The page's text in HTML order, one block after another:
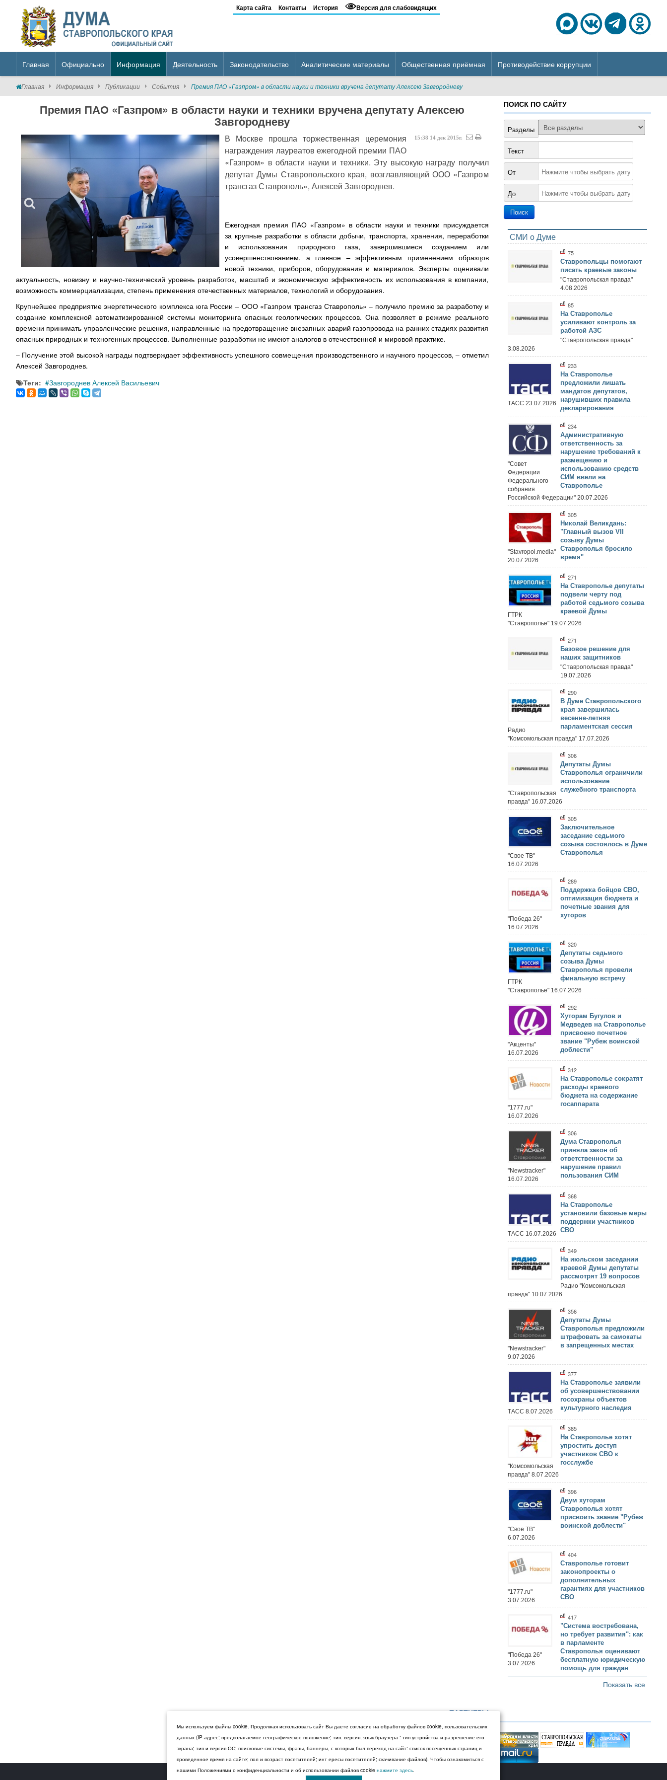
Карта сайта Контакты История Версия для слабовидящих
Главная Официально Информация Деятельность Законодательство Аналитические материалы Общественная приёмная Противодействие коррупции
Главная Информация Публикации События Премия ПАО «Газпром» в области науки и техники вручена депутату Алексею Завгородневу
Премия ПАО «Газпром» в области науки и техники вручена депутату Алексею
Завгородневу
15:38 14 дек 2015г.
В Москве прошла торжественная церемония
награждения лауреатов ежегодной премии ПАО
«Газпром» в области науки и техники. Эту высокую награду получил
депутат Думы Ставропольского края, возглавляющий ООО «Газпром
трансгаз Ставрополь», Алексей Завгороднев.
Ежегодная премия ПАО «Газпром» в области науки и техники присуждается
за крупные разработки в области добычи, транспорта, хранения, переработки
и использования природного газа, завершившиеся созданием или
усовершенствованием, а главное – эффективным применением образцов
новой техники, приборов, оборудования и материалов. Эксперты оценивали
актуальность, новизну и научно-технический уровень разработок, масштаб и экономическую эффективность их использования в компании,
возможность коммерциализации, степень применения отечественных материалов, технологий и оборудования.
Крупнейшее предприятие энергетического комплекса юга России – ООО «Газпром трансгаз Ставрополь» – получило премию за разработку и
создание комплексной автоматизированной системы мониторинга опасных геологических процессов. Она позволяет в режиме реального
времени принимать управленческие решения, направленные на предотвращение внезапных аварий газопровода на ранних стадиях развития
опасных природных и техногенных процессов. Выполненные разработки не имеют аналогов в отечественной и мировой практике.
– Получение этой высокой награды подтверждает эффективность успешного совмещения производственного и научного процессов, – отметил
Алексей Завгороднев.
Теги:
Завгороднев Алексей Васильевич
ПОИСК ПО САЙТУ
Разделы
Текст
От
До
СМИ о Думе
75
Ставропольцы помогают
писать краевые законы
"Ставропольская правда"
4.08.2026
85
На Ставрополье
усиливают контроль за
работой АЗС
"Ставропольская правда"
3.08.2026
233
На Ставрополье
предложили лишать
мандатов депутатов,
нарушивших правила
декларирования
ТАСС 23.07.2026
234
Административную
ответственность за
нарушение требований к
размещению и
использованию средств
СИМ ввели на
Ставрополье
"Совет
Федерации
Федерального
собрания
Российской Федерации" 20.07.2026
305
Николай Великдань:
"Главный вызов VII
созыву Думы
Ставрополья бросило
время"
"Stavropol.media"
20.07.2026
271
На Ставрополье депутаты
подвели черту под
работой седьмого созыва
краевой Думы
ГТРК
"Ставрополье" 19.07.2026
271
Базовое решение для
наших защитников
"Ставропольская правда"
19.07.2026
290
В Думе Ставропольского
края завершилась
весенне-летняя
парламентская сессия
Радио
"Комсомольская правда" 17.07.2026
306
Депутаты Думы
Ставрополья ограничили
использование
служебного транспорта
"Ставропольская
правда" 16.07.2026
305
Заключительное
заседание седьмого
созыва состоялось в Думе
Ставрополья
"Свое ТВ"
16.07.2026
289
Поддержка бойцов СВО,
оптимизация бюджета и
почетные звания для
хуторов
"Победа 26"
16.07.2026
320
Депутаты седьмого
созыва Думы
Ставрополья провели
финальную встречу
ГТРК
"Ставрополье" 16.07.2026
292
Хуторам Бугулов и
Медведев на Ставрополье
присвоено почетное
звание "Рубеж воинской
доблести"
"Акценты"
16.07.2026
312
На Ставрополье сократят
расходы краевого
бюджета на содержание
госаппарата
"1777.ru"
16.07.2026
306
Дума Ставрополья
приняла закон об
ответственности за
нарушение правил
пользования СИМ
"Newstracker"
16.07.2026
368
На Ставрополье
установили базовые меры
поддержки участников
СВО
ТАСС 16.07.2026
349
На июльском заседании
краевой Думы депутаты
рассмотрят 19 вопросов
Радио "Комсомольская
правда" 10.07.2026
356
Депутаты Думы
Ставрополья предложили
штрафовать за самокаты
в запрещенных местах
"Newstracker"
9.07.2026
377
На Ставрополье заявили
об усовершенствовании
госохраны объектов
культурного наследия
ТАСС 8.07.2026
385
На Ставрополье хотят
упростить доступ
участников СВО к
госслужбе
"Комсомольская
правда" 8.07.2026
396
Двум хуторам
Ставрополья хотят
присвоить звание "Рубеж
воинской доблести"
"Свое ТВ"
6.07.2026
404
Ставрополье готовит
законопроекты о
дополнительных
гарантиях для участников
СВО
"1777.ru"
3.07.2026
417
"Система востребована,
но требует развития": как
в парламенте
Ставрополья оценивают
бесплатную юридическую
помощь для граждан
"Победа 26"
3.07.2026
Показать все
ПАРТНЕРЫ
© 2026 Дума Ставропольского края.
Мы используем файлы cookie. Продолжая использовать сайт Вы даете согласие на обработку файлов cookie, пользовательских
данных (IP-адрес; предполагаемое географическое положение; тип. версия, язык браузера : тип устройства и разрешение его
экрана; тип и версия ОС; поисковые системы, фразы, баннеры, с которых был переход на сайт: список посещенных страниц и
проведенное время на сайте; пол и возраст посетителей; инт ересы посетителей; скачивание файлов). Чтобы ознакомиться с
нашими Положениями о конфиденциальности и об использовании файлов cookie нажмите здесь.